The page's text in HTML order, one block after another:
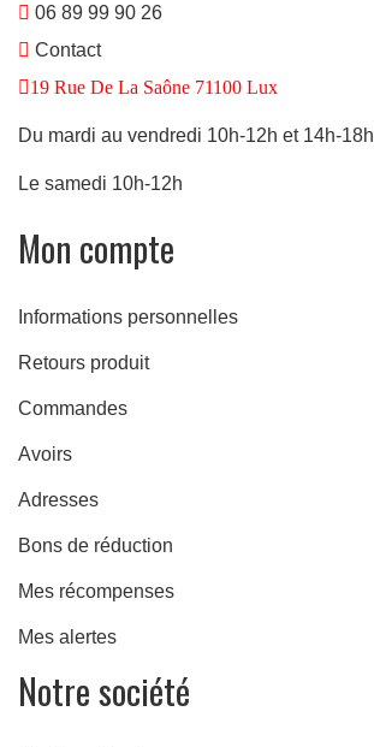
06 89 99 90 26
Contact
19 Rue De La Saône 71100 Lux
Du mardi au vendredi 10h-12h et 14h-18h
Le samedi 10h-12h
Mon compte
Informations personnelles
Retours produit
Commandes
Avoirs
Adresses
Bons de réduction
Mes récompenses
Mes alertes
Notre société